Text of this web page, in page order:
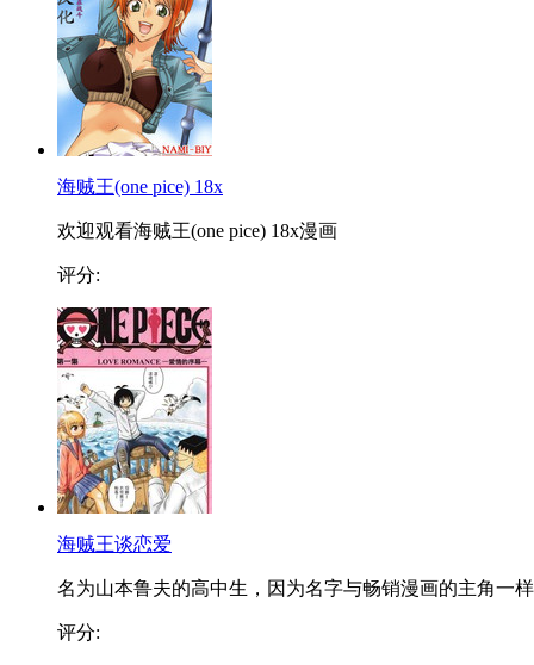
海贼王(one pice) 18x
欢迎观看海贼王(one pice) 18x漫画
评分:
海贼王谈恋爱
名为山本鲁夫的高中生，因为名字与畅销漫画的主角一
评分: